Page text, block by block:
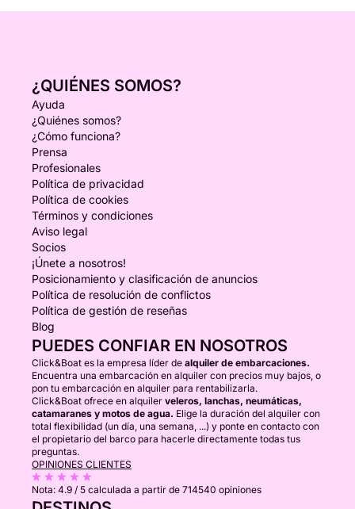
¿QUIÉNES SOMOS?
Ayuda
¿Quiénes somos?
¿Cómo funciona?
Prensa
Profesionales
Política de privacidad
Política de cookies
Términos y condiciones
Aviso legal
Socios
¡Únete a nosotros!
Posicionamiento y clasificación de anuncios
Política de resolución de conflictos
Política de gestión de reseñas
Blog
PUEDES CONFIAR EN NOSOTROS
Click&Boat es la empresa líder de alquiler de embarcaciones.
Encuentra una embarcación en alquiler con precios muy bajos, o
pon tu embarcación en alquiler para rentabilizarla.
Click&Boat ofrece en alquiler veleros, lanchas, neumáticas,
catamaranes y motos de agua. Elige la duración del alquiler con
total flexibilidad (un día, una semana, ...) y ponte en contacto con
el propietario del barco para hacerle directamente todas tus
preguntas.
OPINIONES CLIENTES
Nota: 4.9 / 5 calculada a partir de 714540 opiniones